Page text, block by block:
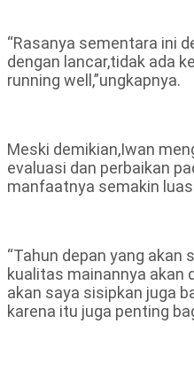
“Rasanya sementara ini
dengan lancar,tidak ada
running well,”ungkapnya.
Meski demikian,Iwan
evaluasi dan perbaikan
manfaatnya semakin
“Tahun depan yang akan
kualitas mainannya akan
akan saya sisipkan juga
karena itu juga penting